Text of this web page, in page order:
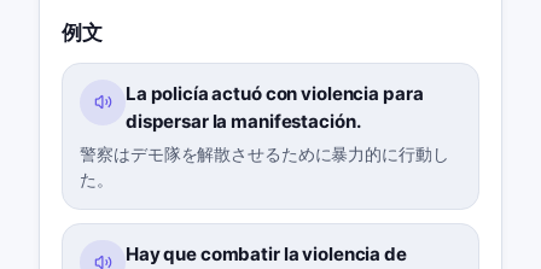
例文
La policía actuó con violencia para
dispersar la manifestación.
警察はデモ隊を解散させるために暴力的に行動し
た。
Hay que combatir la violencia de